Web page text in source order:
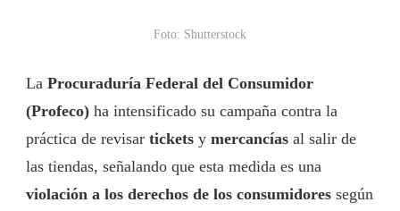
Foto: Shutterstock
La Procuraduría Federal del Consumidor
(Profeco) ha intensificado su campaña contra la
práctica de revisar tickets y mercancías al salir de
las tiendas, señalando que esta medida es una
violación a los derechos de los consumidores según